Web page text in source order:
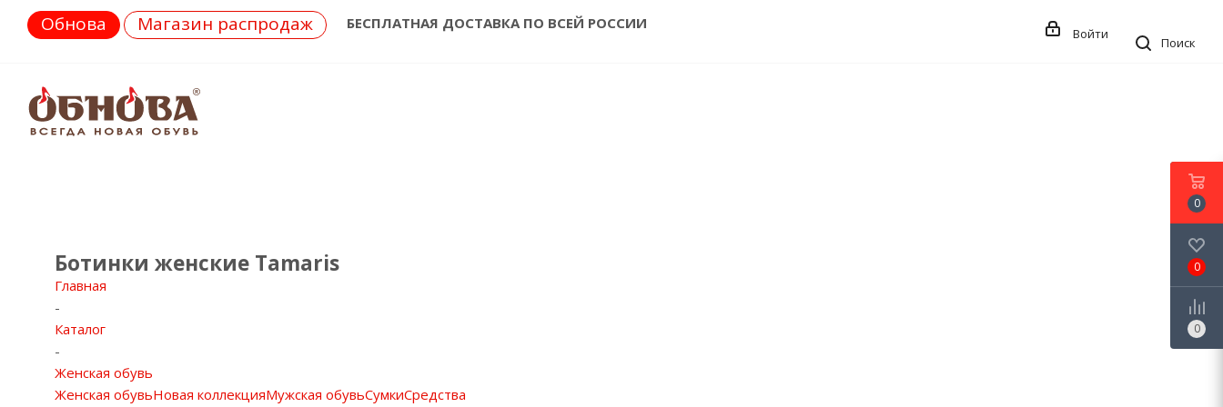
Обнова Магазин распродаж БЕСПЛАТНАЯ ДОСТАВКА ПО ВСЕЙ РОССИИ
Поиск
Войти
Ботинки женские Tamaris
Главная
-
Каталог
-
Женская обувь
Женская обувьНовая коллекцияМужская обувьСумкиСредства
0
0
0